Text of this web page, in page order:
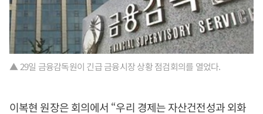
▲ 29일 금융감독원이 긴급 금융시장 상황 점검회의를 열었다.
이복현 원장은 회의에서 “우리 경제는 자산건전성과 외화